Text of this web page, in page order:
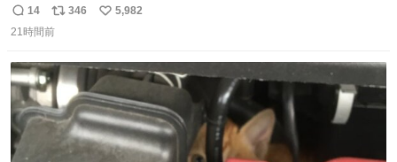
「  ︎︎ ︎︎ 」
返
信
14
リ
ポ
ト
数
346
い
数
5,982
21時間前